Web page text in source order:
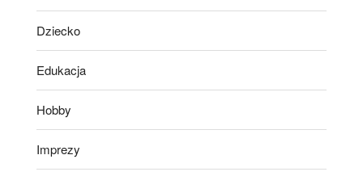
Dziecko
Edukacja
Hobby
Imprezy